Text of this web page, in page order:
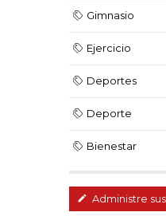
Gimnasio
Ejercicio
Deportes
Deporte
Bienestar
Administre